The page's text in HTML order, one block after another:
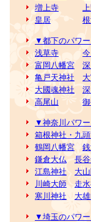
増上寺
皇居
▼都下のパワ
浅草寺
富岡八幡宮
亀戸天神社
大國魂神社
高尾山
▼神奈川パワ
箱根神社・九
鶴岡八幡宮
鎌倉大仏
長
江島神社
大
川崎大師
走
寒川神社
大
▼埼玉のパワ